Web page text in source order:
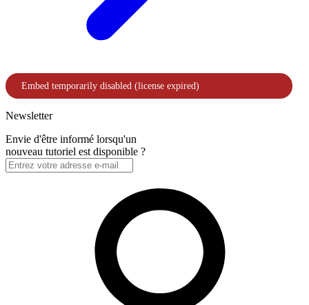
Newsletter
Envie d'être informé lorsqu'un
nouveau tutoriel est disponible ?